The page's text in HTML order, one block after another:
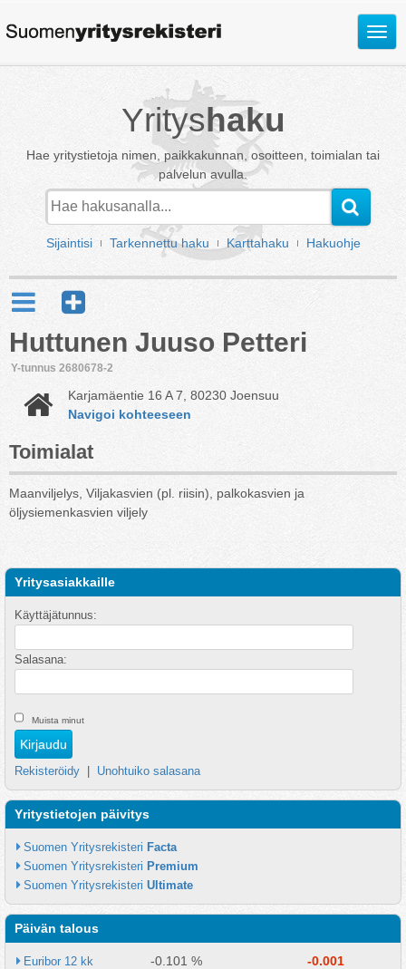
Avaa
Yrityshaku
Hae yritystietoja nimen, paikkakunnan, osoitteen, toimialan tai
palvelun avulla.
Sijaintisi Tarkennettu haku Karttahaku Hakuohje
Huttunen Juuso Petteri
Y-tunnus 2680678-2
Karjamäentie 16 A 7, 80230 Joensuu
Navigoi kohteeseen
Toimialat
Maanviljelys, Viljakasvien (pl. riisin), palkokasvien ja
öljysiemenkasvien viljely
Yritysasiakkaille
Käyttäjätunnus:
Salasana:
Muista minut
Rekisteröidy Unohtuiko salasana
Yritystietojen päivitys
Suomen Yritysrekisteri Facta
Suomen Yritysrekisteri Premium
Suomen Yritysrekisteri Ultimate
Päivän talous
Euribor 12 kk -0.101 % -0.001